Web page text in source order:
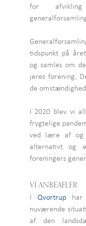
for
tidspunkt på
og samles om
jeres forening.
de
I 2020 blev vi
frygtelige
ved lære af og
alternativt og
foreningers
VI ANBEAFLER:
I Qvortrup
nuværende
af den